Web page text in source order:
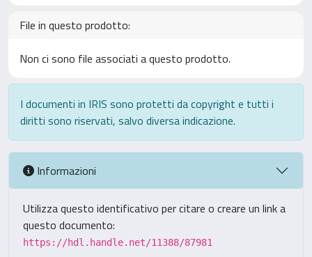
File in questo prodotto:
Non ci sono file associati a questo prodotto.
I documenti in IRIS sono protetti da copyright e tutti i
diritti sono riservati, salvo diversa indicazione.
Informazioni
Utilizza questo identificativo per citare o creare un link a
questo documento:
https://hdl.handle.net/11388/87981